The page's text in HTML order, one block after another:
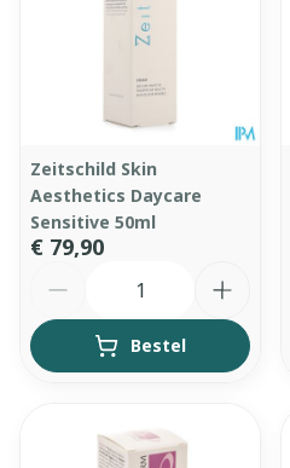
Zeitschild Skin
Aesthetics Daycare
Sensitive 50ml
€ 79,90
Bestel